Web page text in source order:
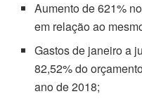
Aumento de 621%
em relação ao
Gastos de janeiro a
82,52% do
ano de 2018;